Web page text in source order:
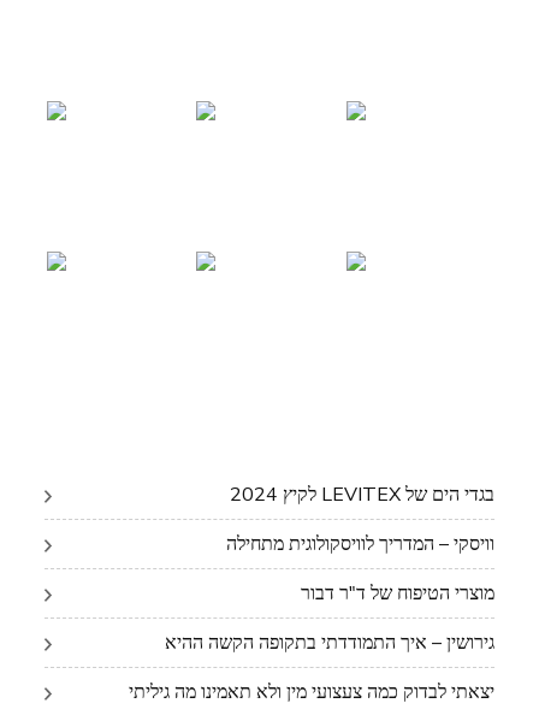
בגדי הים של LEVITEX לקיץ 2024
וויסקי – המדריך לוויסקולוגית מתחילה
מוצרי הטיפוח של ד"ר דבור
גירושין – איך התמודדתי בתקופה הקשה ההיא
יצאתי לבדוק כמה צעצועי מין ולא תאמינו מה גיליתי